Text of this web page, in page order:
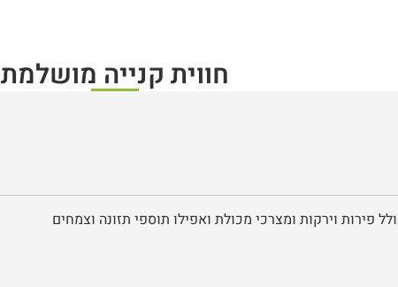
חווית קנייה מושלמת
פירות וירקות ומצרכי מכולת ואפילו תוספי תזונה וצמחים